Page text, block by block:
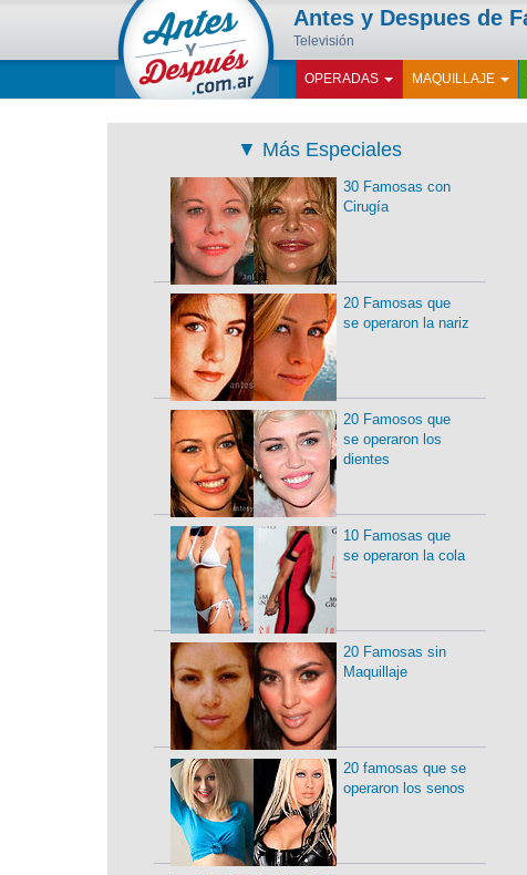
Antes y Despues de
Televisión
OPERADAS MAQUILLAJE
▼ Más Especiales
30 Famosas con
Cirugía
20 Famosas que
se operaron la nariz
20 Famosos que
se operaron los
dientes
10 Famosas que
se operaron la cola
20 Famosas sin
Maquillaje
20 famosas que se
operaron los senos